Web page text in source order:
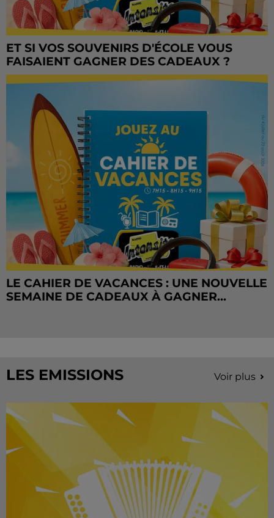
ET SI VOS SOUVENIRS D'ÉCOLE VOUS
FAISAIENT GAGNER DES CADEAUX ?
LE CAHIER DE VACANCES : UNE NOUVELLE
SEMAINE DE CADEAUX À GAGNER...
LES EMISSIONS Voir plus